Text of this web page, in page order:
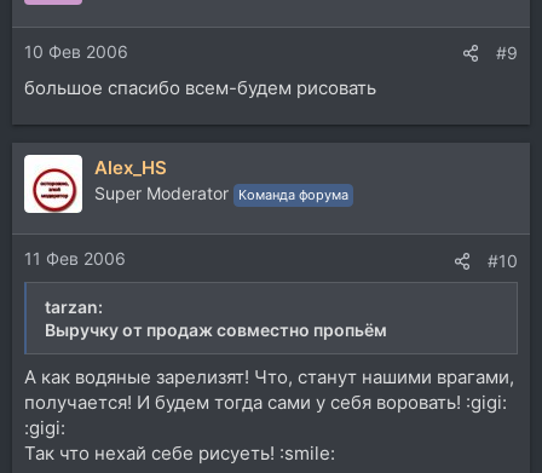
10 Фев 2006 #9
большое спасибо всем-будем рисовать
Alex_HS
Super Moderator Команда форума
11 Фев 2006 #10
tarzan:
Выручку от продаж совместно пропьём
А как водяные зарелизят! Что, станут нашими врагами,
получается! И будем тогда сами у себя воровать! :gigi:
:gigi:
Так что нехай себе рисуеть! :smile: